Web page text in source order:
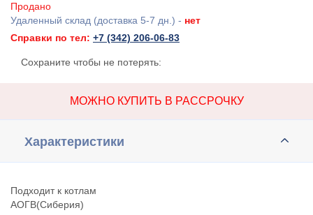
Продано
Удаленный склад (доставка 5-7 дн.) - нет
Справки по тел: +7 (342) 206-06-83
Сохраните чтобы не потерять:
МОЖНО КУПИТЬ В РАССРОЧКУ
Характеристики
Подходит к котлам
АОГВ(Сиберия)